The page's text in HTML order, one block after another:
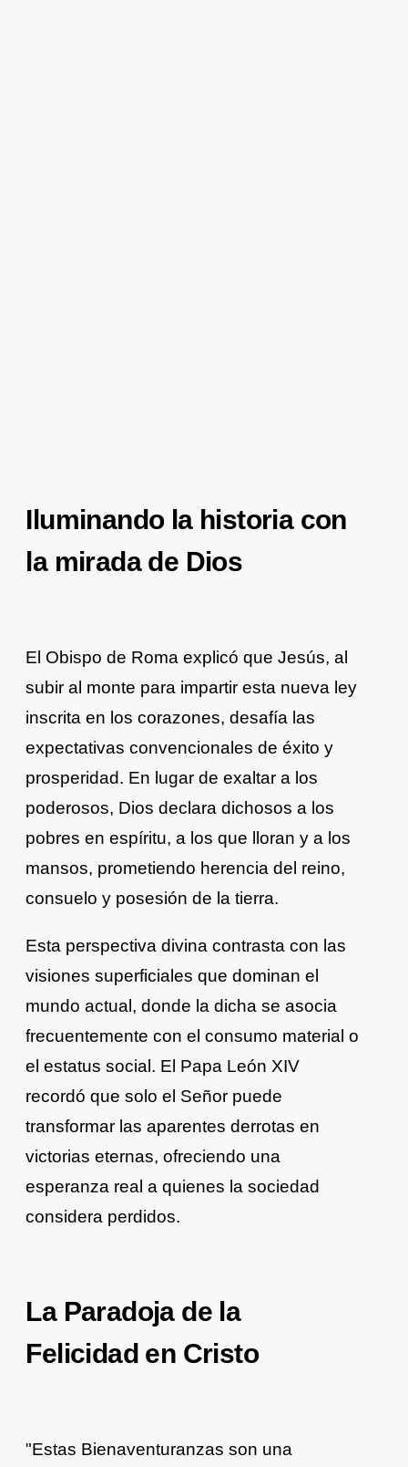
Iluminando la historia con
la mirada de Dios
El Obispo de Roma explicó que Jesús, al
subir al monte para impartir esta nueva ley
inscrita en los corazones, desafía las
expectativas convencionales de éxito y
prosperidad. En lugar de exaltar a los
poderosos, Dios declara dichosos a los
pobres en espíritu, a los que lloran y a los
mansos, prometiendo herencia del reino,
consuelo y posesión de la tierra.
Esta perspectiva divina contrasta con las
visiones superficiales que dominan el
mundo actual, donde la dicha se asocia
frecuentemente con el consumo material o
el estatus social. El Papa León XIV
recordó que solo el Señor puede
transformar las aparentes derrotas en
victorias eternas, ofreciendo una
esperanza real a quienes la sociedad
considera perdidos.
La Paradoja de la
Felicidad en Cristo
"Estas Bienaventuranzas son una